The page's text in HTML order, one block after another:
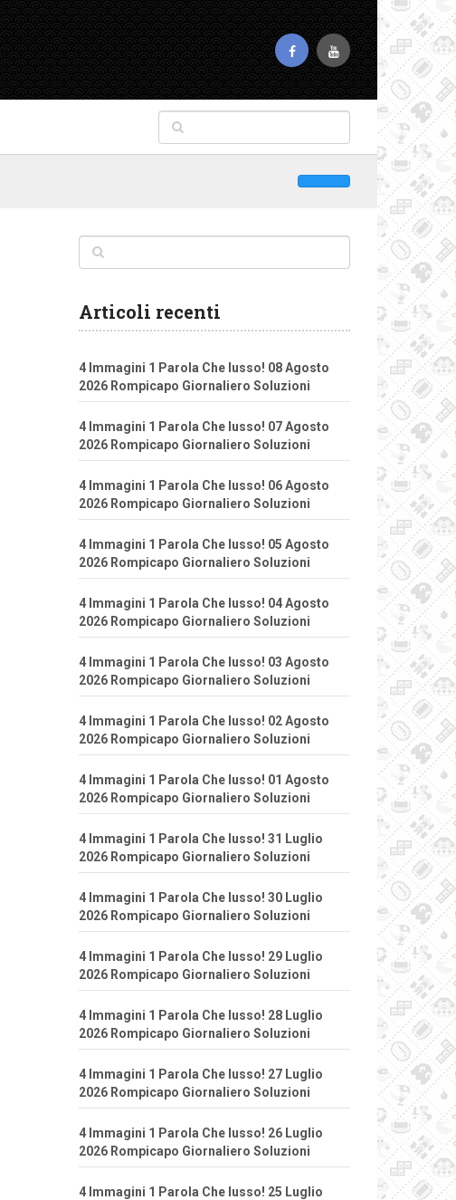
Articoli recenti
4 Immagini 1 Parola Che lusso! 08 Agosto
2026 Rompicapo Giornaliero Soluzioni
4 Immagini 1 Parola Che lusso! 07 Agosto
2026 Rompicapo Giornaliero Soluzioni
4 Immagini 1 Parola Che lusso! 06 Agosto
2026 Rompicapo Giornaliero Soluzioni
4 Immagini 1 Parola Che lusso! 05 Agosto
2026 Rompicapo Giornaliero Soluzioni
4 Immagini 1 Parola Che lusso! 04 Agosto
2026 Rompicapo Giornaliero Soluzioni
4 Immagini 1 Parola Che lusso! 03 Agosto
2026 Rompicapo Giornaliero Soluzioni
4 Immagini 1 Parola Che lusso! 02 Agosto
2026 Rompicapo Giornaliero Soluzioni
4 Immagini 1 Parola Che lusso! 01 Agosto
2026 Rompicapo Giornaliero Soluzioni
4 Immagini 1 Parola Che lusso! 31 Luglio
2026 Rompicapo Giornaliero Soluzioni
4 Immagini 1 Parola Che lusso! 30 Luglio
2026 Rompicapo Giornaliero Soluzioni
4 Immagini 1 Parola Che lusso! 29 Luglio
2026 Rompicapo Giornaliero Soluzioni
4 Immagini 1 Parola Che lusso! 28 Luglio
2026 Rompicapo Giornaliero Soluzioni
4 Immagini 1 Parola Che lusso! 27 Luglio
2026 Rompicapo Giornaliero Soluzioni
4 Immagini 1 Parola Che lusso! 26 Luglio
2026 Rompicapo Giornaliero Soluzioni
4 Immagini 1 Parola Che lusso! 25 Luglio